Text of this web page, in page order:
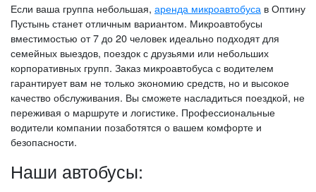
Если ваша группа небольшая, аренда микроавтобуса в Оптину
Пустынь станет отличным вариантом. Микроавтобусы
вместимостью от 7 до 20 человек идеально подходят для
семейных выездов, поездок с друзьями или небольших
корпоративных групп. Заказ микроавтобуса с водителем
гарантирует вам не только экономию средств, но и высокое
качество обслуживания. Вы сможете насладиться поездкой, не
переживая о маршруте и логистике. Профессиональные
водители компании позаботятся о вашем комфорте и
безопасности.
Наши автобусы: